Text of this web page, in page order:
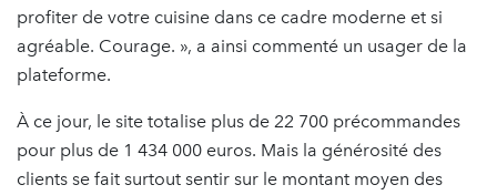
profiter de votre cuisine dans ce cadre moderne et si
agréable. Courage. », a ainsi commenté un usager de la
plateforme.
À ce jour, le site totalise plus de 22 700 précommandes
pour plus de 1 434 000 euros. Mais la générosité des
clients se fait surtout sentir sur le montant moyen des